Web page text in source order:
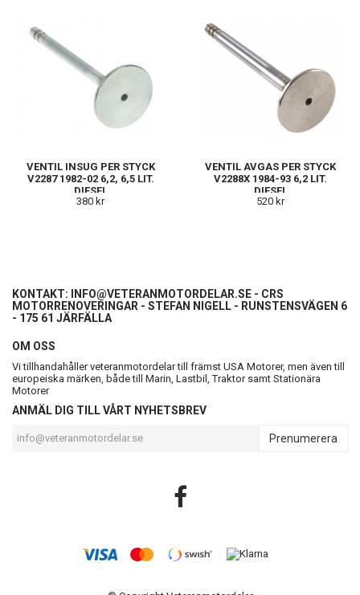
VENTIL INSUG PER STYCK
V2287 1982-02 6,2, 6,5 LIT.
DIESEL
380 kr
VENTIL AVGAS PER STYCK
V2288X 1984-93 6,2 LIT.
DIESEL
520 kr
KONTAKT: INFO@VETERANMOTORDELAR.SE - CRS
MOTORRENOVERINGAR - STEFAN NIGELL - RUNSTENSVÄGEN 6
- 175 61 JÄRFÄLLA
OM OSS
Vi tillhandahåller veteranmotordelar till främst USA Motorer, men även till
europeiska märken, både till Marin, Lastbil, Traktor samt Stationära
Motorer
ANMÄL DIG TILL VÅRT NYHETSBREV
Prenumerera